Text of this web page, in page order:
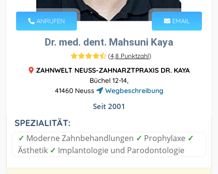
ANRUFEN EMAIL
Dr. med. dent. Mahsuni Kaya
(4,8 Punktzahl)
ZAHNWELT NEUSS-ZAHNARZTPRAXIS DR. KAYA
Büchel 12-14,
41460 Neuss
Wegbeschreibung
Seit 2001
SPEZIALITÄT:
✓ Moderne Zahnbehandlungen ✓ Prophylaxe ✓
Ästhetik ✓ Implantologie und Parodontologie